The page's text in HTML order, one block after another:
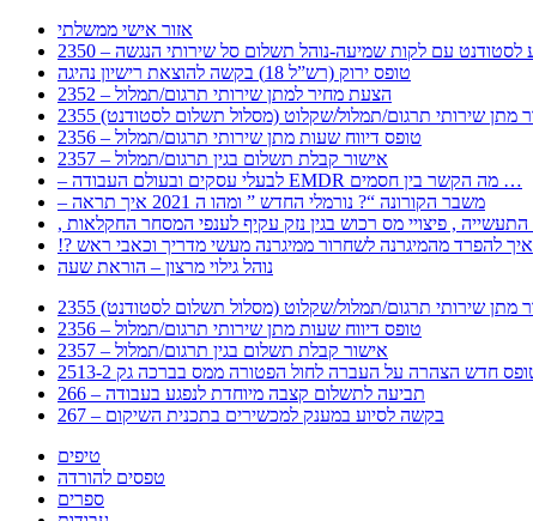
אזור אישי ממשלתי
– מידע לסטודנט עם לקות שמיעה-נוהל תשלום סל שירותי הנגשה
טופס ירוק (רש”ל 18) בקשה להוצאת רישיון נהיגה
2352 – הצעת מחיר למתן שירותי תרגום/תמלול
מתן שירותי תרגום/תמלול/שקלוט (מסלול תשלום לסטודנט)
2356 – טופס דיווח שעות מתן שירותי תרגום/תמלול
2357 – אישור קבלת תשלום בגין תרגום/תמלול
– לבעלי עסקים ובעולם העבודה EMDR מה הקשר בין חסמים …
– משבר הקורונה “? נורמלי החדש ” ומהו ה 2021 איך תראה
!? איך להפרד מהמיגרנה לשחרור ממיגרנה מעשי מדריך וכאבי ראש
נוהל גילוי מרצון – הוראת שעה
מתן שירותי תרגום/תמלול/שקלוט (מסלול תשלום לסטודנט)
2356 – טופס דיווח שעות מתן שירותי תרגום/תמלול
2357 – אישור קבלת תשלום בגין תרגום/תמלול
266 – תביעה לתשלום קצבה מיוחדת לנפגע בעבודה
267 – בקשה לסיוע במענק למכשירים בתכנית השיקום
טיפים
טפסים להורדה
ספרים